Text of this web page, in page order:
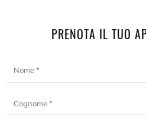
PRENOTA IL TUO